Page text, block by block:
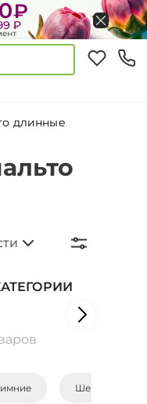
длинные
Шерстяные